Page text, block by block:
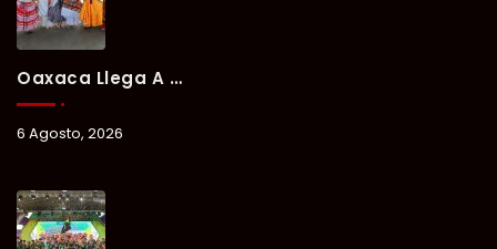
Oaxaca Llega A Chetumal Con El Color, Sabor Y Tradición De La Guelaguetza 2026.
6 Agosto, 2026